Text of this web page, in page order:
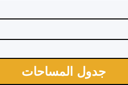
جدول المساحات